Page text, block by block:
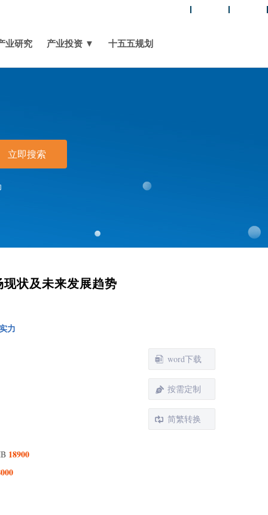
业研究 产业投资 ▼ 十五五规划
立即搜索
状及未来发展趋势
力
18900
word下载
按需定制
简繁转换
球市场不同产品类型燃料电池回收销售额对比
从不同应用，燃料电池回收主要包括如下几个方面
全球市场不同应用燃料电池回收销售额对比（2018 VS
球不同应用燃料电池回收销售额及预测（2018-
国不同应用燃料电池回收销售额及预测（2018-
2029